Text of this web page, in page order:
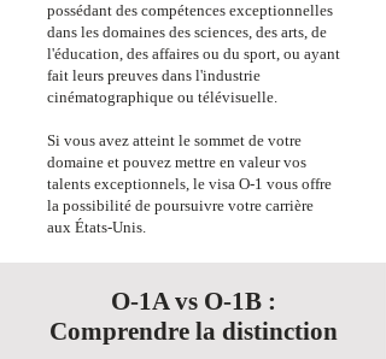
possédant des compétences exceptionnelles
dans les domaines des sciences, des arts, de
l'éducation, des affaires ou du sport, ou ayant
fait leurs preuves dans l'industrie
cinématographique ou télévisuelle.
Si vous avez atteint le sommet de votre
domaine et pouvez mettre en valeur vos
talents exceptionnels, le visa O-1 vous offre
la possibilité de poursuivre votre carrière
aux États-Unis.
O-1A vs O-1B :
Comprendre la distinction